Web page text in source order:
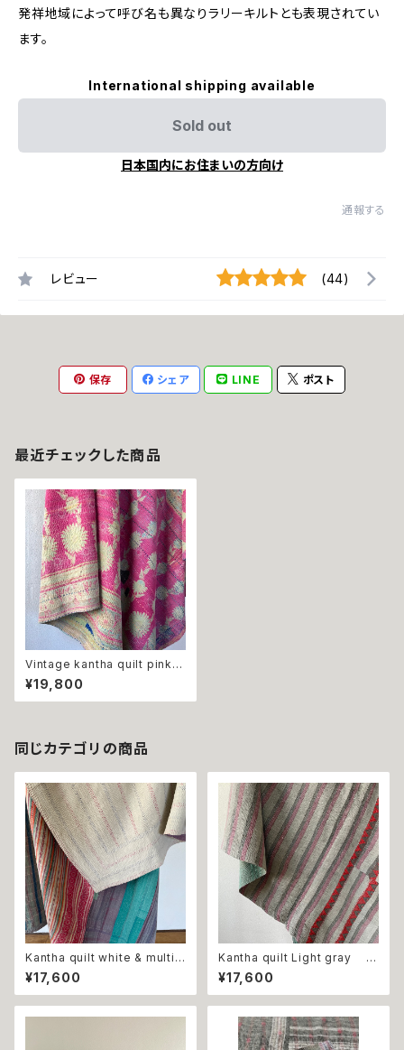
発祥地域によって呼び名も異なりラリーキルトとも表現されてい
ます。
International shipping available
Sold out
日本国内にお住まいの方向け
通報する
レビュー (44)
保存 シェア LINE ポスト
最近チェックした商品
Vintage kantha quilt pink fl
ower ヴィンテージカンタキル
ト ピンクフラワー ラリーキル
ト
¥19,800
同じカテゴリの商品
Kantha quilt white & multi c
olor カンタキルト ホワイト＆
マルチカラー
¥17,600
Kantha quilt Light gray
カンタキルト ライトグレー
¥17,600